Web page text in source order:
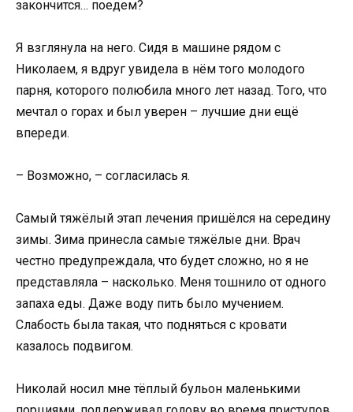
закончится… поедем?
Я взглянула на него. Сидя в машине рядом с
Николаем, я вдруг увидела в нём того молодого
парня, которого полюбила много лет назад. Того, что
мечтал о горах и был уверен – лучшие дни ещё
впереди.
– Возможно, – согласилась я.
Самый тяжёлый этап лечения пришёлся на середину
зимы. Зима принесла самые тяжёлые дни. Врач
честно предупреждала, что будет сложно, но я не
представляла – насколько. Меня тошнило от одного
запаха еды. Даже воду пить было мучением.
Слабость была такая, что подняться с кровати
казалось подвигом.
Николай носил мне тёплый бульон маленькими